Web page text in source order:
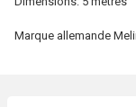
Marque allemande